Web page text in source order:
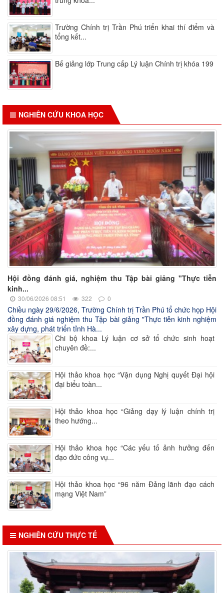
Trường Chính trị Trần Phú triển khai thí điểm và
tổng kết...
Bế giảng lớp Trung cấp Lý luận Chính trị khóa 199
NGHIÊN CỨU KHOA HỌC
Hội đồng đánh giá, nghiệm thu Tập bài giảng "Thực tiễn
kinh...
30/06/2026 08:51 322 0
Chiều ngày 29/6/2026, Trường Chính trị Trần Phú tổ chức họp Hội
đồng đánh giá nghiệm thu Tập bài giảng "Thực tiễn kinh nghiệm
xây dựng, phát triển tỉnh Hà...
Chi bộ khoa Lý luận cơ sở tổ chức sinh hoạt
chuyên đề:...
Hội thảo khoa học “Vận dụng Nghị quyết Đại hội
đại biểu toàn...
Hội thảo khoa học “Giảng dạy lý luận chính trị
theo hướng...
Hội thảo khoa học “Các yếu tố ảnh hưởng đến
đạo đức công vụ...
Hội thảo khoa học “96 năm Đảng lãnh đạo cách
mạng Việt Nam”
NGHIÊN CỨU THỰC TẾ